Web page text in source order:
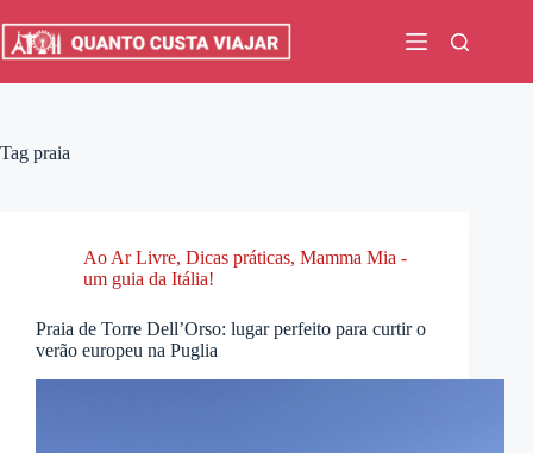
para
Tag praia
Ao Ar Livre, Dicas práticas, Mamma Mia -
um guia da Itália!
Praia de Torre Dell’Orso: lugar perfeito para curtir o
verão europeu na Puglia